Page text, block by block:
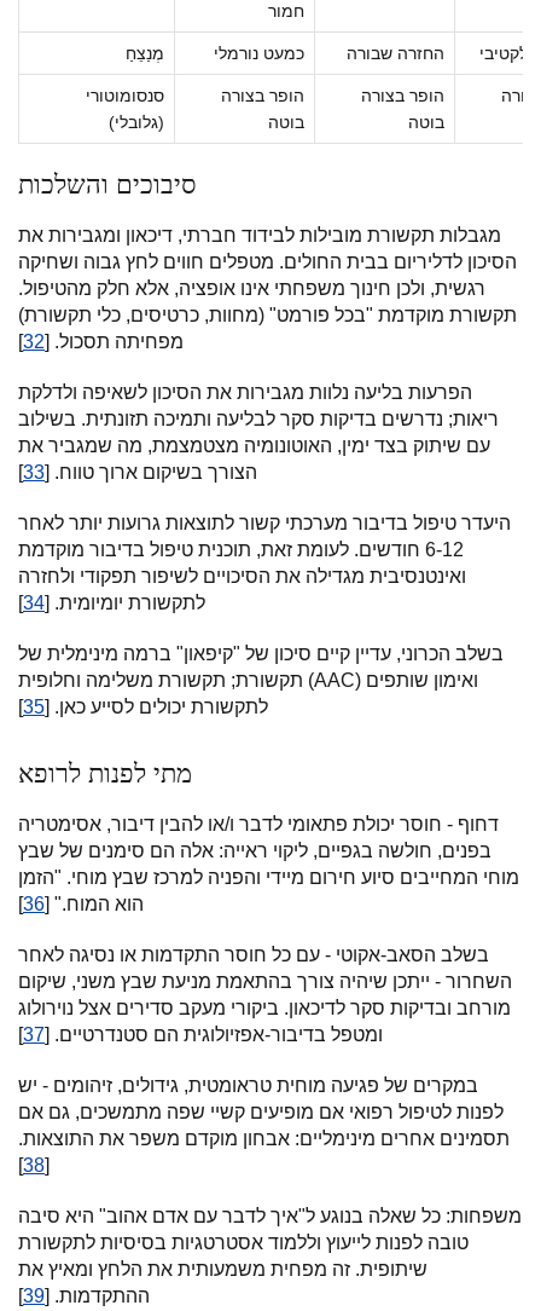
חמור
מְנַצֵחַ כמעט נורמלי החזרה שבורה
סנסומוטורי
(גלובלי)
הופר בצורה
בוטה
הופר בצורה
בוטה
סיבוכים והשלכות
מגבלות תקשורת מובילות לבידוד חברתי, דיכאון ומגבירות את
הסיכון לדליריום בבית החולים. מטפלים חווים לחץ גבוה ושחיקה
רגשית, ולכן חינוך משפחתי אינו אופציה, אלא חלק מהטיפול.
תקשורת מוקדמת "בכל פורמט" (מחוות, כרטיסים, כלי תקשורת)
מפחיתה תסכול. [32
]
הפרעות בליעה נלוות מגבירות את הסיכון לשאיפה ולדלקת
ריאות; נדרשים בדיקות סקר לבליעה ותמיכה תזונתית. בשילוב
עם שיתוק בצד ימין, האוטונומיה מצטמצמת, מה שמגביר את
הצורך בשיקום ארוך טווח. [33
]
היעדר טיפול בדיבור מערכתי קשור לתוצאות גרועות יותר לאחר
6-12 חודשים. לעומת זאת, תוכנית טיפול בדיבור מוקדמת
ואינטנסיבית מגדילה את הסיכויים לשיפור תפקודי ולחזרה
לתקשורת יומיומית. [34
]
בשלב הכרוני, עדיין קיים סיכון של "קיפאון" ברמה מינימלית של
תקשורת; תקשורת משלימה וחלופית (AAC) ואימון שותפים
לתקשורת יכולים לסייע כאן. [35
]
מתי לפנות לרופא
דחוף - חוסר יכולת פתאומי לדבר ו/או להבין דיבור, אסימטריה
בפנים, חולשה בגפיים, ליקוי ראייה: אלה הם סימנים של שבץ
מוחי המחייבים סיוע חירום מיידי והפניה למרכז שבץ מוחי. "הזמן
הוא המוח." [36
]
בשלב הסאב-אקוטי - עם כל חוסר התקדמות או נסיגה לאחר
השחרור - ייתכן שיהיה צורך בהתאמת מניעת שבץ משני, שיקום
מורחב ובדיקות סקר לדיכאון. ביקורי מעקב סדירים אצל נוירולוג
ומטפל בדיבור-אפזיולוגית הם סטנדרטיים. [37
]
במקרים של פגיעה מוחית טראומטית, גידולים, זיהומים - יש
לפנות לטיפול רפואי אם מופיעים קשיי שפה מתמשכים, גם אם
תסמינים אחרים מינימליים: אבחון מוקדם משפר את התוצאות.
[
38
]
משפחות: כל שאלה בנוגע ל"איך לדבר עם אדם אהוב" היא סיבה
טובה לפנות לייעוץ וללמוד אסטרטגיות בסיסיות לתקשורת
שיתופית. זה מפחית משמעותית את הלחץ ומאיץ את
ההתקדמות. [39
]